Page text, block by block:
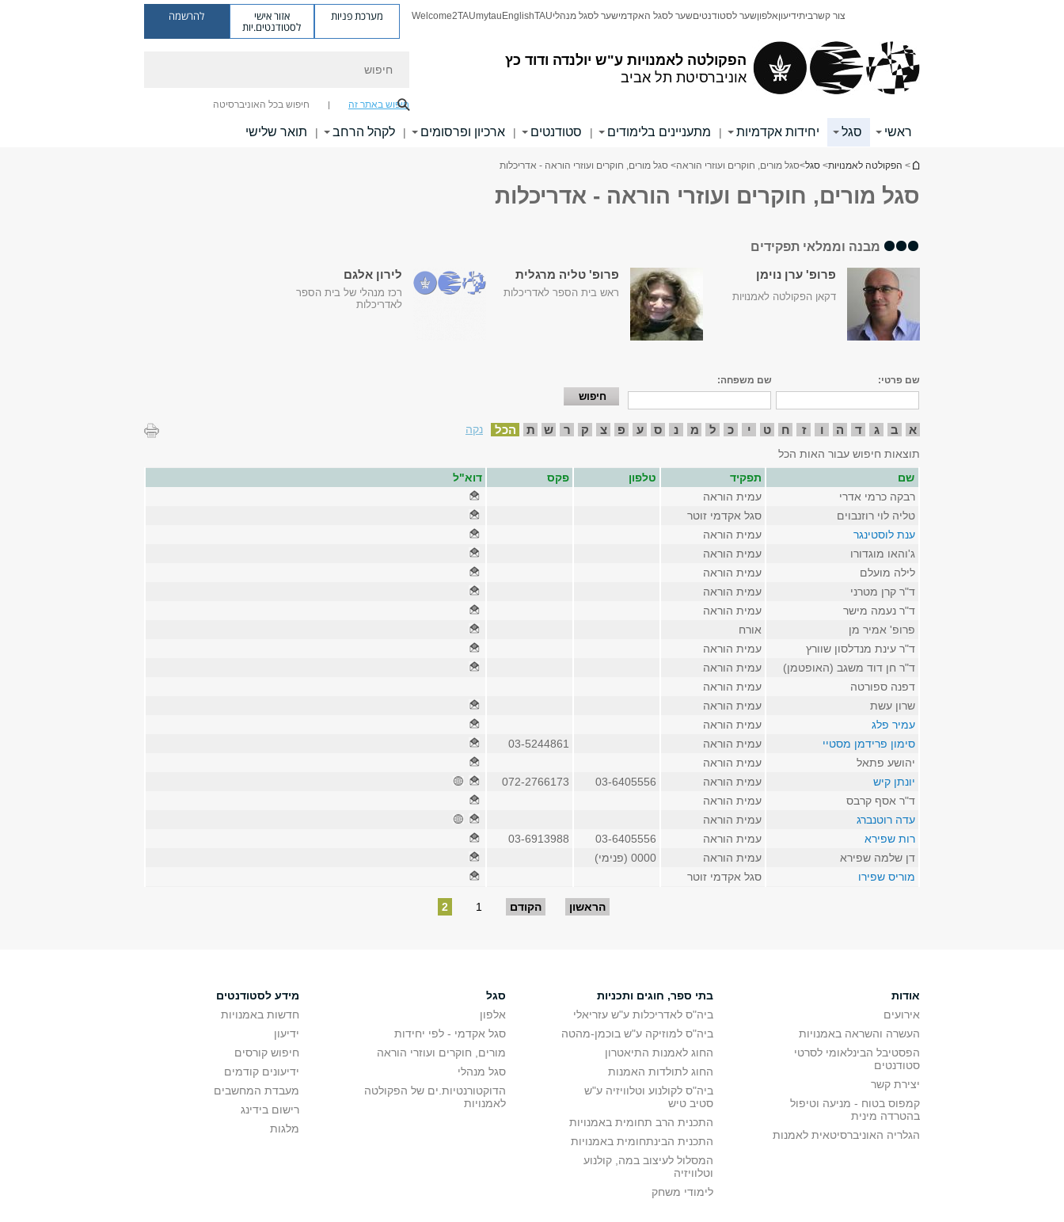
הפקולטה לאמנויות ע"ש יולנדה ודוד כץ
אוניברסיטת תל אביב
צור קשרביתידיעוןאלפוןשער לסטודנטיםשער לסגל האקדמישער לסגל מנהליTAU
English
mytau
Welcome2TAU מערכת פניות אזור אישי
לסטודנטים.יות
להרשמה
חיפוש באתר זה חיפוש בכל האוניברסיטה
ראשי סגל יחידות אקדמיות | מתעניינים בלימודים | סטודנטים | ארכיון ופרסומים | לקהל הרחב | תואר שלישי
הינך נמצא כאן
> הפקולטה לאמנויות> סגל>סגל מורים, חוקרים ועוזרי הוראה> סגל מורים, חוקרים ועוזרי הוראה - אדריכלות
סגל מורים, חוקרים ועוזרי הוראה - אדריכלות
מבנה וממלאי תפקידים
פרופ' ערן נוימן
דקאן הפקולטה לאמנויות
פרופ' טליה מרגלית
ראש בית הספר לאדריכלות
לירון אלגם
רכז מנהלי של בית הספר
לאדריכלות
שם פרטי: שם משפחה:
א ב ג ד ה ו ז ח ט י כ ל מ נ ס ע פ צ ק ר ש ת הכל
נקה
תוצאות חיפוש עבור האות הכל
שם
תפקיד טלפון פקס
דוא"ל
רבקה כרמי אדרי
עמית הוראה
טליה לוי רוזנבוים
סגל אקדמי זוטר
ענת לוסטינגר
עמית הוראה
ג'והאו מוגדורו
עמית הוראה
לילה מועלם
עמית הוראה
ד"ר קרן מטרני
עמית הוראה
ד"ר נעמה מישר
עמית הוראה
פרופ' אמיר מן
אורח
ד"ר עינת מנדלסון שוורץ
עמית הוראה
ד"ר חן דוד משגב (האופטמן)
עמית הוראה
דפנה ספורטה
עמית הוראה
שרון עשת
עמית הוראה
עמיר פלג
עמית הוראה
סימון פרידמן מסטיי
עמית הוראה
03-5244861
יהושע פתאל
עמית הוראה
יונתן קיש
עמית הוראה 03-6405556
072-2766173
ד"ר אסף קרבס
עמית הוראה
עדה רוטנברג
עמית הוראה
רות שפירא
עמית הוראה 03-6405556
03-6913988
דן שלמה שפירא
עמית הוראה
0000 (פנימי)
מוריס שפירו
סגל אקדמי זוטר
הראשון הקודם 1
2
אודות
אירועים
העשרה והשראה באמנויות
הפסטיבל הבינלאומי לסרטי
סטודנטים
יצירת קשר
קמפוס בטוח - מניעה וטיפול
בהטרדה מינית
הגלריה האוניברסיטאית לאמנות
בתי ספר, חוגים ותכניות
ביה"ס לאדריכלות ע"ש עזריאלי
ביה"ס למוזיקה ע"ש בוכמן-מהטה
החוג לאמנות התיאטרון
החוג לתולדות האמנות
ביה"ס לקולנוע וטלוויזיה ע"ש
סטיב טיש
התכנית הרב תחומית באמנויות
התכנית הבינתחומית באמנויות
המסלול לעיצוב במה, קולנוע
וטלוויזיה
לימודי משחק
סגל
אלפון
סגל אקדמי - לפי יחידות
מורים, חוקרים ועוזרי הוראה
סגל מנהלי
הדוקטורנטיות.ים של הפקולטה
לאמנויות
מידע לסטודנטים
חדשות באמנויות
ידיעון
חיפוש קורסים
ידיעונים קודמים
מעבדת המחשבים
רישום בידינג
מלגות